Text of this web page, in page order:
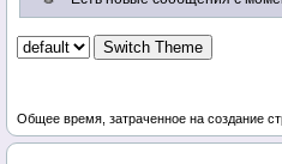
Общее время, затраченное на создание